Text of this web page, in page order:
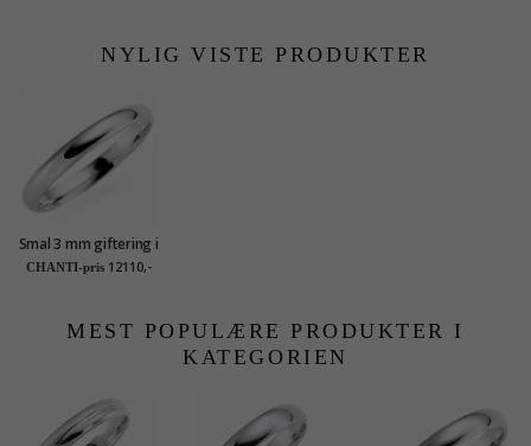
NYLIG VISTE PRODUKTER
Smal 3 mm giftering i
14 karat hvitt gull
CHANTI-pris 12110,-
MEST POPULÆRE PRODUKTER I
KATEGORIEN